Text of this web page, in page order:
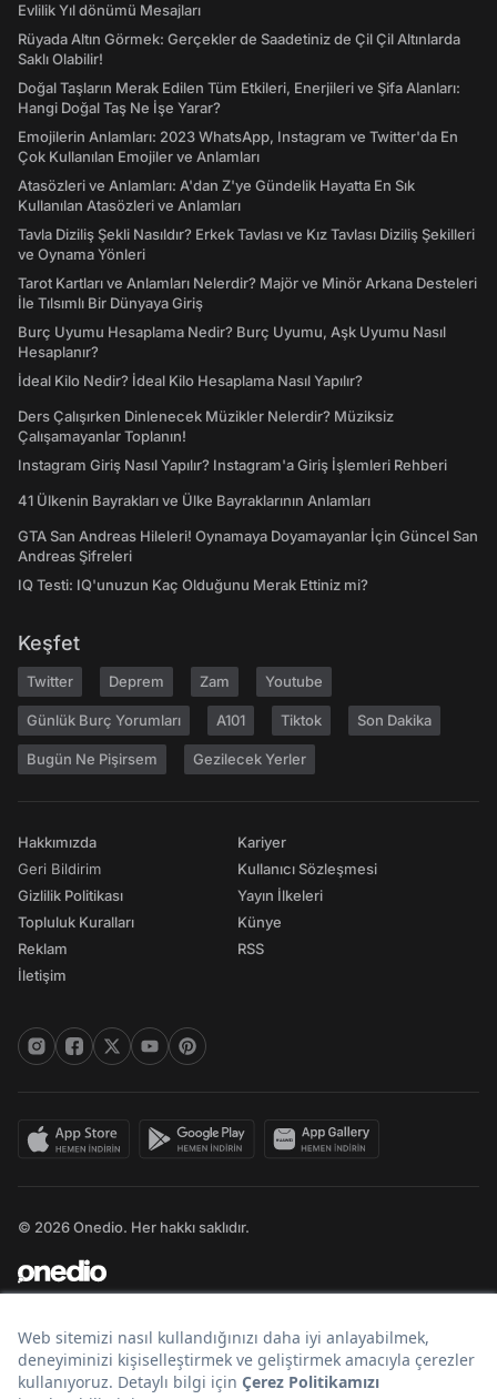
Evlilik Yıl dönümü Mesajları
Rüyada Altın Görmek: Gerçekler de Saadetiniz de Çil Çil Altınlarda
Saklı Olabilir!
Doğal Taşların Merak Edilen Tüm Etkileri, Enerjileri ve Şifa Alanları:
Hangi Doğal Taş Ne İşe Yarar?
Emojilerin Anlamları: 2023 WhatsApp, Instagram ve Twitter'da En
Çok Kullanılan Emojiler ve Anlamları
Atasözleri ve Anlamları: A'dan Z'ye Gündelik Hayatta En Sık
Kullanılan Atasözleri ve Anlamları
Tavla Diziliş Şekli Nasıldır? Erkek Tavlası ve Kız Tavlası Diziliş Şekilleri
ve Oynama Yönleri
Tarot Kartları ve Anlamları Nelerdir? Majör ve Minör Arkana Desteleri
İle Tılsımlı Bir Dünyaya Giriş
Burç Uyumu Hesaplama Nedir? Burç Uyumu, Aşk Uyumu Nasıl
Hesaplanır?
İdeal Kilo Nedir? İdeal Kilo Hesaplama Nasıl Yapılır?
Ders Çalışırken Dinlenecek Müzikler Nelerdir? Müziksiz
Çalışamayanlar Toplanın!
Instagram Giriş Nasıl Yapılır? Instagram'a Giriş İşlemleri Rehberi
41 Ülkenin Bayrakları ve Ülke Bayraklarının Anlamları
GTA San Andreas Hileleri! Oynamaya Doyamayanlar İçin Güncel San
Andreas Şifreleri
IQ Testi: IQ'unuzun Kaç Olduğunu Merak Ettiniz mi?
Keşfet
Twitter Deprem Zam Youtube
Günlük Burç Yorumları A101 Tiktok Son Dakika
Bugün Ne Pişirsem Gezilecek Yerler
Hakkımızda
Geri Bildirim
Gizlilik Politikası
Topluluk Kuralları
Reklam
İletişim
Kariyer
Kullanıcı Sözleşmesi
Yayın İlkeleri
Künye
RSS
© 2026 Onedio. Her hakkı saklıdır.
Bir markasıdır.